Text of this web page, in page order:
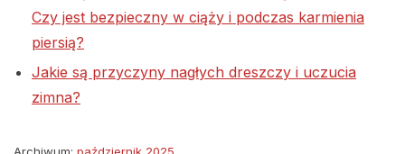
Czy jest bezpieczny w ciąży i podczas karmienia
piersią?
Jakie są przyczyny nagłych dreszczy i uczucia
zimna?